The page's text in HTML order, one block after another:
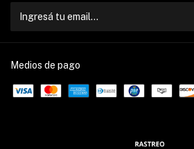
Medios de pago